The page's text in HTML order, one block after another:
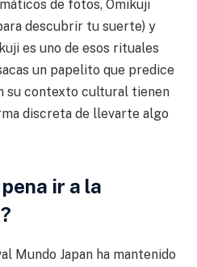
de fotos, Omikuji
descubrir tu suerte) y
es uno de esos rituales
un papelito que predice
su contexto cultural tienen
discreta de llevarte algo
ir a la
Mundo Japan ha mantenido